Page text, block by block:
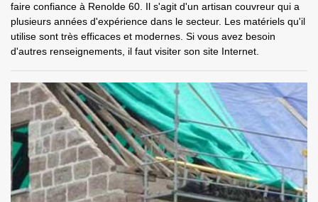
faire confiance à Renolde 60. Il s'agit d'un artisan couvreur qui a
plusieurs années d'expérience dans le secteur. Les matériels qu'il
utilise sont très efficaces et modernes. Si vous avez besoin
d'autres renseignements, il faut visiter son site Internet.